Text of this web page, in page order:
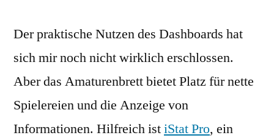
Der praktische Nutzen des Dashboards hat
sich mir noch nicht wirklich erschlossen.
Aber das Amaturenbrett bietet Platz für nette
Spielereien und die Anzeige von
Informationen. Hilfreich istiStat Pro, ein